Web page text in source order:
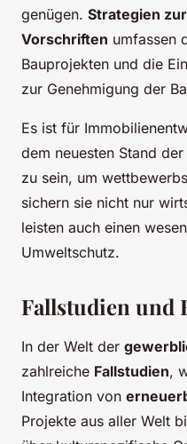
genügen. Strategien
Vorschriften umfassen
Bauprojekten und die
zur Genehmigung der
Es ist für
dem neuesten Stand der
zu sein, um
sichern sie nicht nur
leisten auch einen
Umweltschutz.
Fallstudien und
In der Welt der
zahlreiche Fallstudien,
Integration von
Projekte aus aller Welt